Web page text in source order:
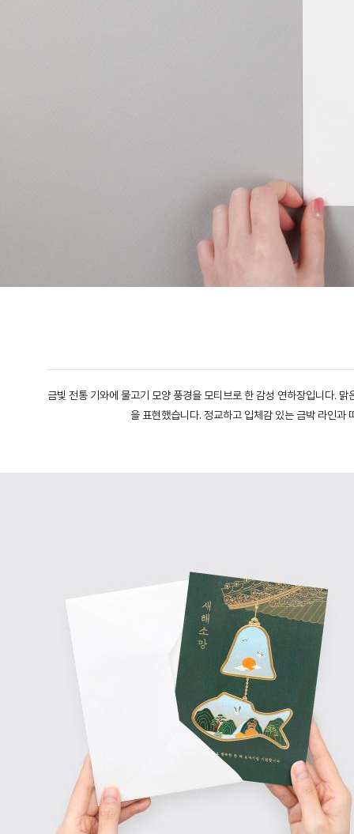
금빛 전통 기와에 물고기 모양 풍경을 모티브로 한 감성 연하장입니다.
을 표현했습니다. 정교하고 입체감 있는 금박 라인과